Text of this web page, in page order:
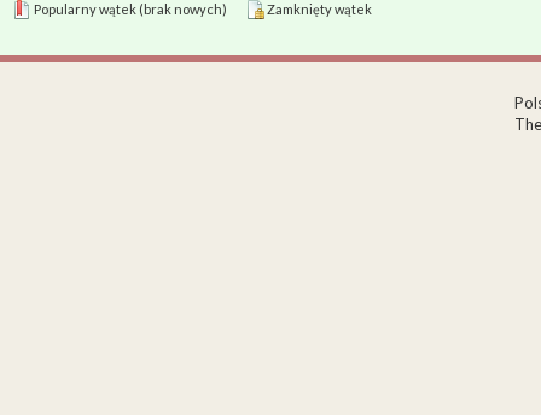
Popularny wątek (brak nowych)
Zamknięty wątek